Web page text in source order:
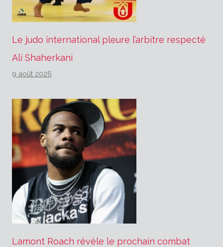
Le judo international pleure l’arbitre respecté
Ali Shaherkani
9 août 2026
Lamont Roach révèle le prochain combat